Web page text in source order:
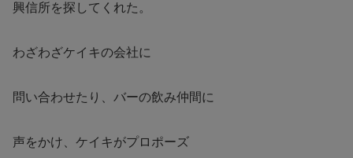
興信所を探してくれた。
わざわざケイキの会社に
問い合わせたり、バーの飲み仲間に
声をかけ、ケイキがプロポーズ